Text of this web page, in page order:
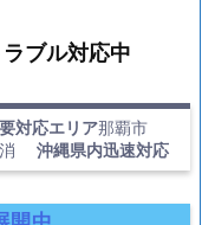
ブル対応中
対応エリア那覇市
消 沖縄県内迅速対応